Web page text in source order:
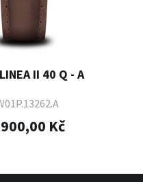
II 40 Q - A
Kč